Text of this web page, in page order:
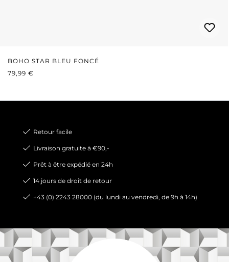
BOHO STAR BLEU FONCÉ
PRIX RÉGULIER :
79,99 €
Retour facile
Livraison gratuite à €90,-
Prêt à être expédié en 24h
14 jours de droit de retour
+43 (0) 2243 28000 (du lundi au vendredi, de 9h à 14h)